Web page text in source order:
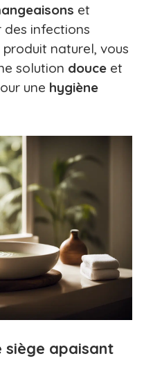
et
des infections
naturel, vous
solution douce et
une hygiène
siège apaisant